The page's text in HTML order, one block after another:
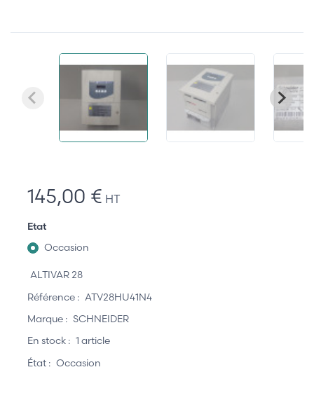
145,00 € HT
Etat
Occasion
ALTIVAR 28
Référence : ATV28HU41N4
Marque : SCHNEIDER
En stock : 1 article
État : Occasion